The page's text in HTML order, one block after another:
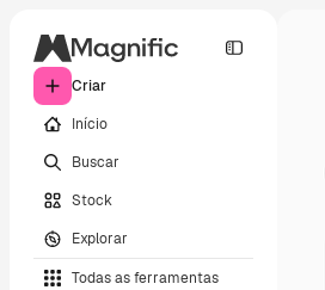
Criar
Início
Buscar
Stock
Explorar
Todas as ferramentas